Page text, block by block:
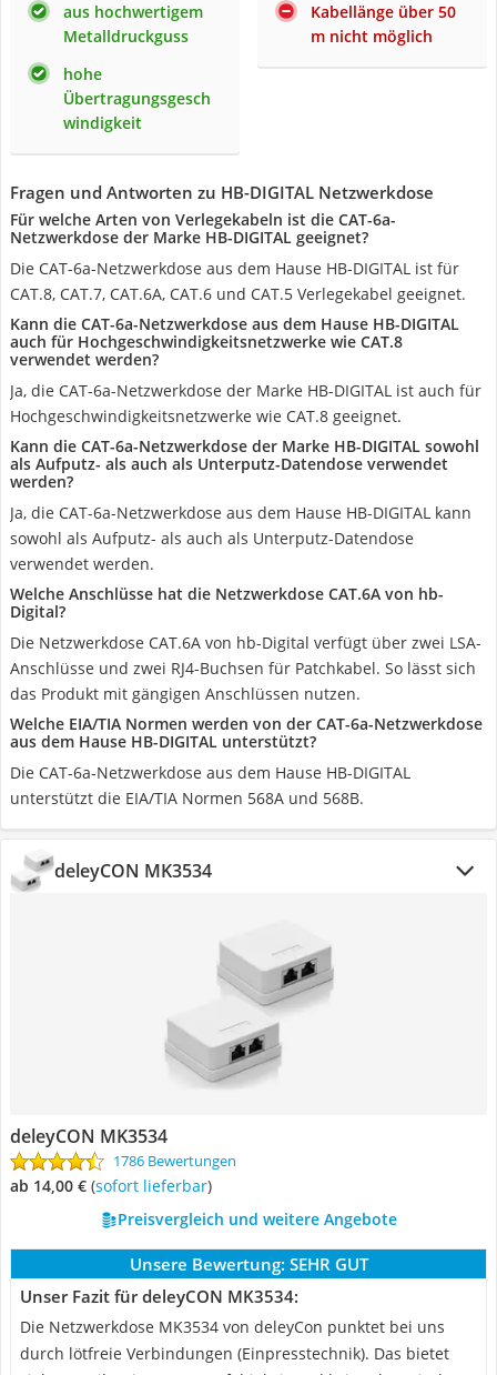
aus hochwertigem
Metalldruckguss
hohe
Übertragungsgesch
windigkeit
Kabellänge über 50
m nicht möglich
Fragen und Antworten zu HB-DIGITAL Netzwerkdose
Für welche Arten von Verlegekabeln ist die CAT-6a-
Netzwerkdose der Marke HB-DIGITAL geeignet?
Die CAT-6a-Netzwerkdose aus dem Hause HB-DIGITAL ist für
CAT.8, CAT.7, CAT.6A, CAT.6 und CAT.5 Verlegekabel geeignet.
Kann die CAT-6a-Netzwerkdose aus dem Hause HB-DIGITAL
auch für Hochgeschwindigkeitsnetzwerke wie CAT.8
verwendet werden?
Ja, die CAT-6a-Netzwerkdose der Marke HB-DIGITAL ist auch für
Hochgeschwindigkeitsnetzwerke wie CAT.8 geeignet.
Kann die CAT-6a-Netzwerkdose der Marke HB-DIGITAL sowohl
als Aufputz- als auch als Unterputz-Datendose verwendet
werden?
Ja, die CAT-6a-Netzwerkdose aus dem Hause HB-DIGITAL kann
sowohl als Aufputz- als auch als Unterputz-Datendose
verwendet werden.
Welche Anschlüsse hat die Netzwerkdose CAT.6A von hb-
Digital?
Die Netzwerkdose CAT.6A von hb-Digital verfügt über zwei LSA-
Anschlüsse und zwei RJ4-Buchsen für Patchkabel. So lässt sich
das Produkt mit gängigen Anschlüssen nutzen.
Welche EIA/TIA Normen werden von der CAT-6a-Netzwerkdose
aus dem Hause HB-DIGITAL unterstützt?
Die CAT-6a-Netzwerkdose aus dem Hause HB-DIGITAL
unterstützt die EIA/TIA Normen 568A und 568B.
deleyCON MK3534
deleyCON MK3534
1786 Bewertungen
ab 14,00 € ( Sofort lieferbar)
Preisvergleich und weitere Angebote
Unsere Bewertung: SEHR GUT
Unser Fazit für deleyCON MK3534:
Die Netzwerkdose MK3534 von deleyCon punktet bei uns
durch lötfreie Verbindungen (Einpresstechnik). Das bietet